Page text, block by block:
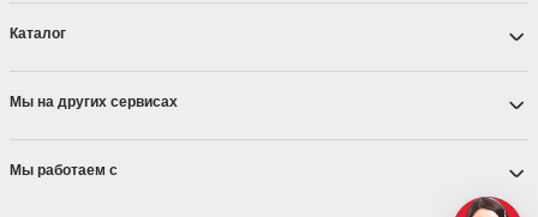
Каталог
Мы на других сервисах
Мы работаем с